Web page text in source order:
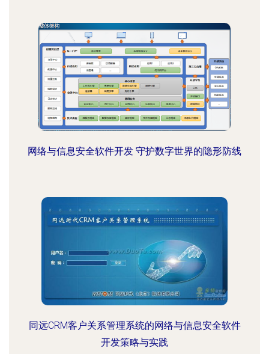
网络与信息安全软件开发 守护数字世界的隐形防线
同远CRM客户关系管理系统的网络与信息安全软件
开发策略与实践